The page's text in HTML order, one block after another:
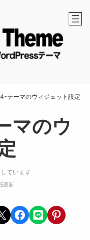
テーマのウィジェット設定
マのウ
ています
更新
X Share on Facebook
Share on LINEShare on